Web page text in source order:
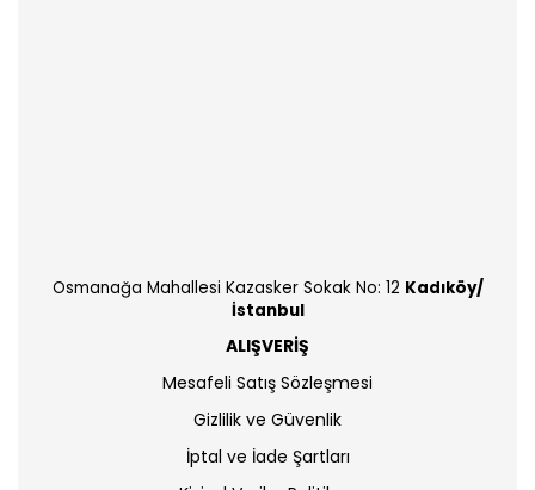
Osmanağa Mahallesi Kazasker Sokak No: 12 Kadıköy/
İstanbul
ALIŞVERİŞ
Mesafeli Satış Sözleşmesi
Gizlilik ve Güvenlik
İptal ve İade Şartları